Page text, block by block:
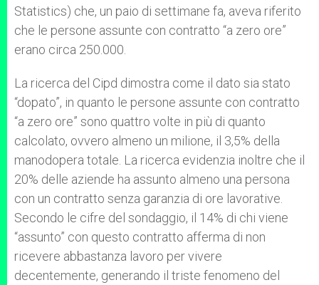
Statistics) che, un paio di settimane fa, aveva riferito
che le persone assunte con contratto “a zero ore”
erano circa 250.000.
La ricerca del Cipd dimostra come il dato sia stato
“dopato”, in quanto le persone assunte con contratto
“a zero ore” sono quattro volte in più di quanto
calcolato, ovvero almeno un milione, il 3,5% della
manodopera totale. La ricerca evidenzia inoltre che il
20% delle aziende ha assunto almeno una persona
con un contratto senza garanzia di ore lavorative.
Secondo le cifre del sondaggio, il 14% di chi viene
“assunto” con questo contratto afferma di non
ricevere abbastanza lavoro per vivere
decentemente, generando il triste fenomeno del